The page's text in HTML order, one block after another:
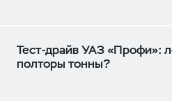
Тест-драйв УАЗ «Профи»:
полторы тонны?